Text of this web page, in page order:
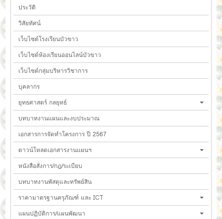
ประวัติ
วิสัยทัศน์
เว็บไซต์โรงเรียนบัวขาว
เว็บไซต์ห้องเรียนออนไลน์บัวขาว
เว็บไซต์กลุ่มบริหารวิชาการ
บุคลากร
ยุทธศาสตร์ กลยุทธ์
บทบาทงานแผนและงบประมาณ
เอกสารการจัดทำโครงการ ปี 2567
ดาวน์โหลดเอกสารงานแผนฯ
หนังสือสั่งการ/กฎ/ระเบียบ
บทบาทงานพัสดุและทรัพย์สิน
ราคามาตรฐานครุภัณฑ์ และ ICT
แผนปฏิบัติการ/แผนพัฒนา